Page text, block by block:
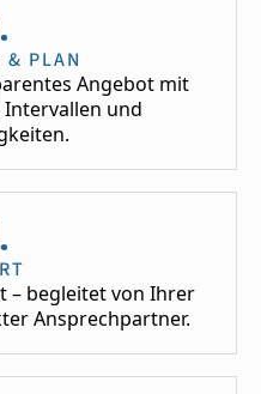
& PLAN
Angebot mit
und
– begleitet von Ihrer
Ansprechpartner.